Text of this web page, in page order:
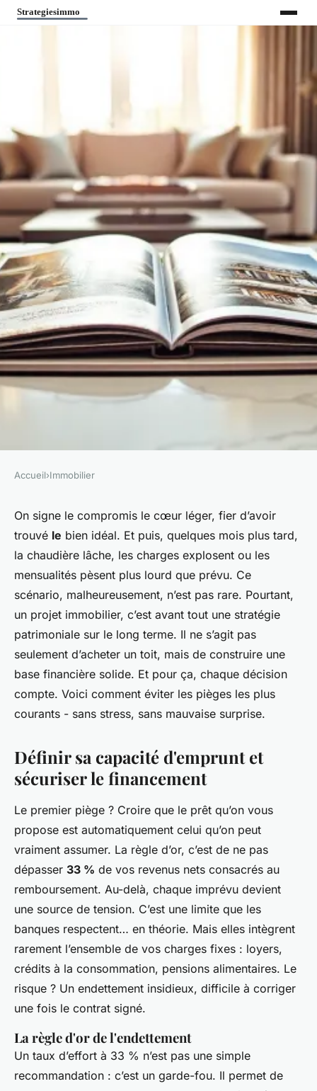
10 conseils essentiels pour
réussir dans l'immobilier
Dulce•12/05/2026 17:32•12 min de lecture
Accueil›Immobilier
On signe le compromis le cœur léger, fier d’avoir
trouvé le bien idéal. Et puis, quelques mois plus tard,
la chaudière lâche, les charges explosent ou les
mensualités pèsent plus lourd que prévu. Ce
scénario, malheureusement, n’est pas rare. Pourtant,
un projet immobilier, c’est avant tout une stratégie
patrimoniale sur le long terme. Il ne s’agit pas
seulement d’acheter un toit, mais de construire une
base financière solide. Et pour ça, chaque décision
compte. Voici comment éviter les pièges les plus
courants - sans stress, sans mauvaise surprise.
Définir sa capacité d'emprunt et
sécuriser le financement
Le premier piège ? Croire que le prêt qu’on vous
propose est automatiquement celui qu’on peut
vraiment assumer. La règle d’or, c’est de ne pas
dépasser 33 % de vos revenus nets consacrés au
remboursement. Au-delà, chaque imprévu devient
une source de tension. C’est une limite que les
banques respectent… en théorie. Mais elles intègrent
rarement l’ensemble de vos charges fixes : loyers,
crédits à la consommation, pensions alimentaires. Le
risque ? Un endettement insidieux, difficile à corriger
une fois le contrat signé.
La règle d'or de l'endettement
Un taux d’effort à 33 % n’est pas une simple
recommandation : c’est un garde-fou. Il permet de